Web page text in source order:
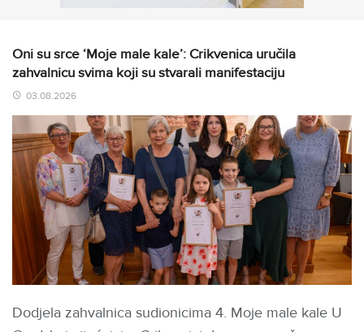
Oni su srce ‘Moje male kale’: Crikvenica uručila
zahvalnicu svima koji su stvarali manifestaciju
03.08.2026
Dodjela zahvalnica sudionicima 4. Moje male kale U